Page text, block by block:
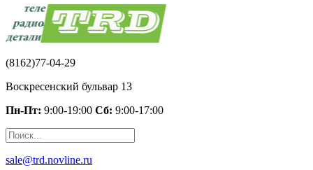
(8162)77-04-29
Воскресенский бульвар 13
Пн-Пт: 9:00-19:00 Сб: 9:00-17:00
sale@trd.novline.ru